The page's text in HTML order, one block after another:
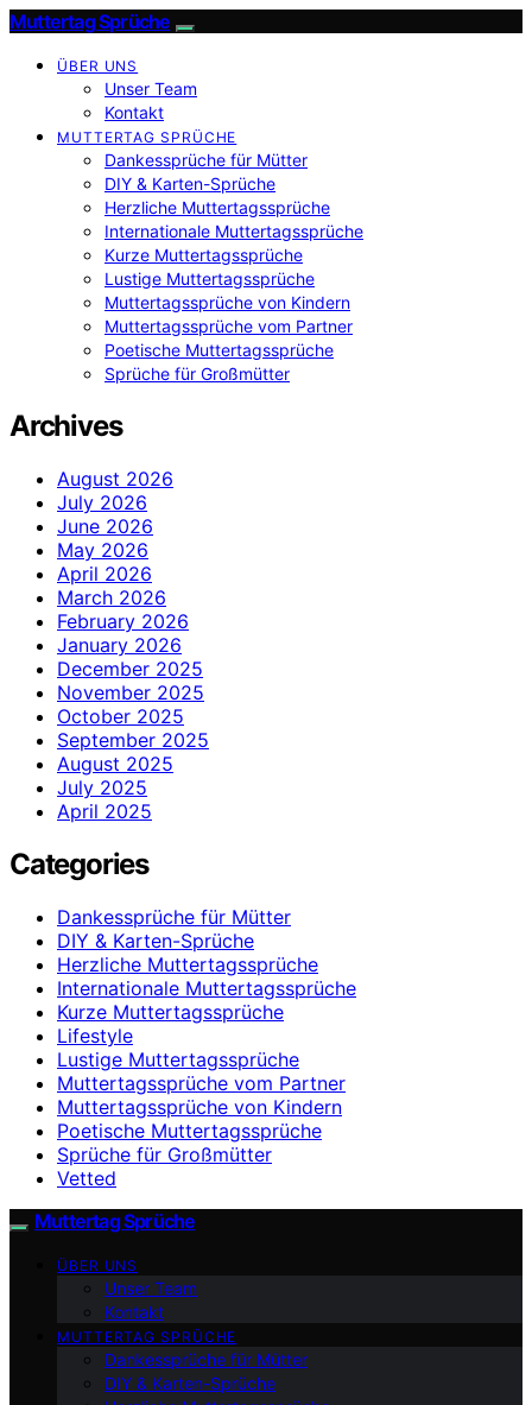
Muttertag Sprüche
ÜBER UNS
Unser Team
Kontakt
MUTTERTAG SPRÜCHE
Dankessprüche für Mütter
DIY & Karten-Sprüche
Herzliche Muttertagssprüche
Internationale Muttertagssprüche
Kurze Muttertagssprüche
Lustige Muttertagssprüche
Muttertagssprüche von Kindern
Muttertagssprüche vom Partner
Poetische Muttertagssprüche
Sprüche für Großmütter
Archives
August 2026
July 2026
June 2026
May 2026
April 2026
March 2026
February 2026
January 2026
December 2025
November 2025
October 2025
September 2025
August 2025
July 2025
April 2025
Categories
Dankessprüche für Mütter
DIY & Karten-Sprüche
Herzliche Muttertagssprüche
Internationale Muttertagssprüche
Kurze Muttertagssprüche
Lifestyle
Lustige Muttertagssprüche
Muttertagssprüche vom Partner
Muttertagssprüche von Kindern
Poetische Muttertagssprüche
Sprüche für Großmütter
Vetted
Muttertag Sprüche
ÜBER UNS
Unser Team
Kontakt
MUTTERTAG SPRÜCHE
Dankessprüche für Mütter
DIY & Karten-Sprüche